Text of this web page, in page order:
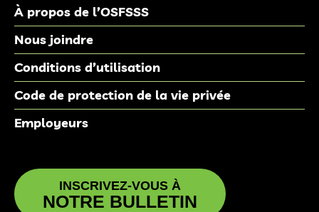
À propos de l’OSFSSS
Nous joindre
Conditions d’utilisation
Code de protection de la vie privée
Employeurs
INSCRIVEZ-VOUS À
NOTRE BULLETIN